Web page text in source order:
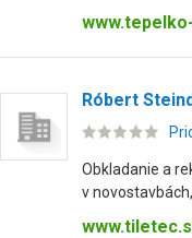
Róbert
Obkladanie a
v